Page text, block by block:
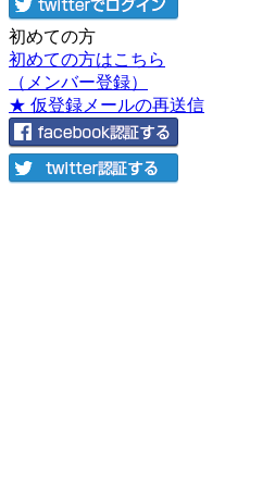
初めての方
初めての方はこちら
（メンバー登録）
★ 仮登録メールの再送信